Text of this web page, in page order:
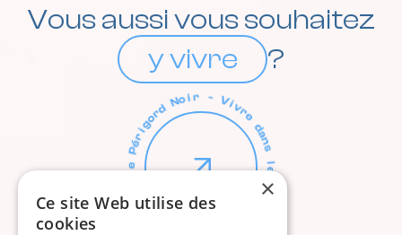
Vous aussi vous souhaitez
y vivre
?
×
Ce site Web utilise des
cookies